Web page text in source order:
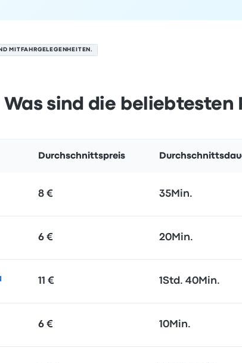
MITFAHRGELEGENHEITEN.
Was sind die beliebtesten
Durchschnittspreis
8 € 35Min.
6 € 20Min.
11 € 1Std. 40Min.
6 € 10Min.